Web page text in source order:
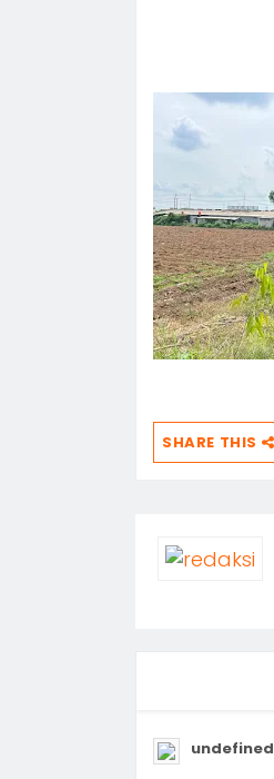
SHARE THIS
undefined